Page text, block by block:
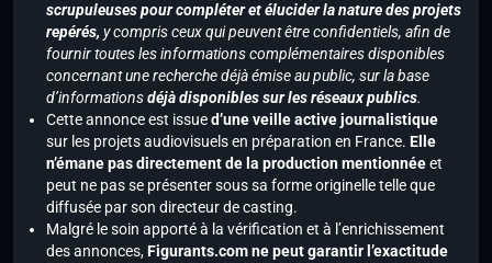
scrupuleuses pour compléter et élucider la nature des projets
repérés, y compris ceux qui peuvent être confidentiels, afin de
fournir toutes les informations complémentaires disponibles
concernant une recherche déjà émise au public, sur la base
d’informationsdéjà disponibles sur les réseaux publics.
Cette annonce est issued’une veille active journalistique
sur les projets audiovisuels en préparation en France. Elle
n’émane pas directement de la production mentionnéeet
peut ne pas se présenter sous sa forme originelle telle que
diffusée par son directeur de casting.
Malgré le soin apporté à la vérification et à l’enrichissement
des annonces,Figurants.com ne peut garantir l’exactitude